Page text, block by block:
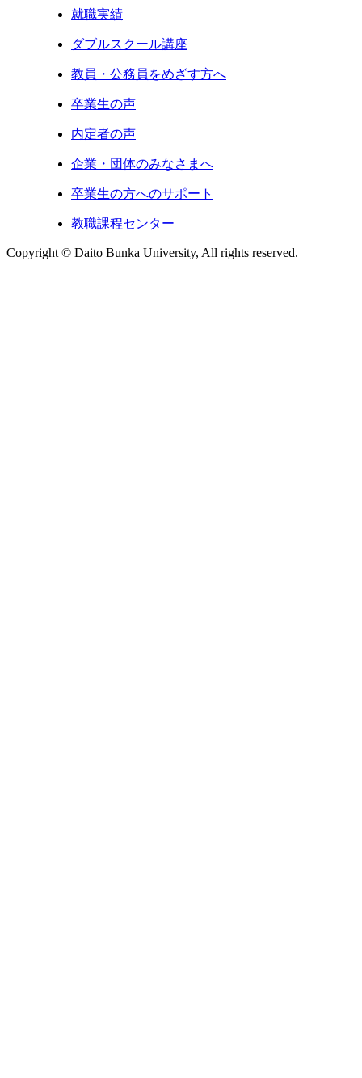
就職実績
ダブルスクール講座
教員・公務員をめざす方へ
卒業生の声
内定者の声
企業・団体のみなさまへ
卒業生の方へのサポート
教職課程センター
Copyright © Daito Bunka University, All rights reserved.